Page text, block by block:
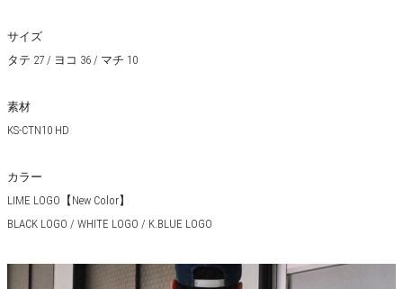
サイズ
タテ 27 / ヨコ 36 / マチ 10
素材
KS-CTN10 HD
カラー
LIME LOGO【New Color】
BLACK LOGO / WHITE LOGO / K.BLUE LOGO